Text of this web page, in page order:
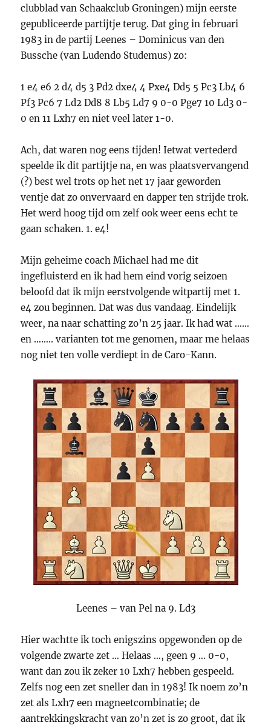
clubblad van Schaakclub Groningen) mijn eerste
gepubliceerde partijtje terug. Dat ging in februari
1983 in de partij Leenes – Dominicus van den
Bussche (van Ludendo Studemus) zo:
1 e4 e6 2 d4 d5 3 Pd2 dxe4 4 Pxe4 Dd5 5 Pc3 Lb4 6
Pf3 Pc6 7 Ld2 Dd8 8 Lb5 Ld7 9 0-0 Pge7 10 Ld3 0-
0 en 11 Lxh7 en niet veel later 1-0.
Ach, dat waren nog eens tijden! Ietwat vertederd
speelde ik dit partijtje na, en was plaatsvervangend
(?) best wel trots op het net 17 jaar geworden
ventje dat zo onvervaard en dapper ten strijde trok.
Het werd hoog tijd om zelf ook weer eens echt te
gaan schaken. 1. e4!
Mijn geheime coach Michael had me dit
ingefluisterd en ik had hem eind vorig seizoen
beloofd dat ik mijn eerstvolgende witpartij met 1.
e4 zou beginnen. Dat was dus vandaag. Eindelijk
weer, na naar schatting zo’n 25 jaar. Ik had wat ……
en …….. varianten tot me genomen, maar me helaas
nog niet ten volle verdiept in de Caro-Kann.
Leenes – van Pel na 9. Ld3
Hier wachtte ik toch enigszins opgewonden op de
volgende zwarte zet … Helaas …, geen 9 … 0-0,
want dan zou ik zeker 10 Lxh7 hebben gespeeld.
Zelfs nog een zet sneller dan in 1983! Ik noem zo’n
zet als Lxh7 een magneetcombinatie; de
aantrekkingskracht van zo’n zet is zo groot, dat ik